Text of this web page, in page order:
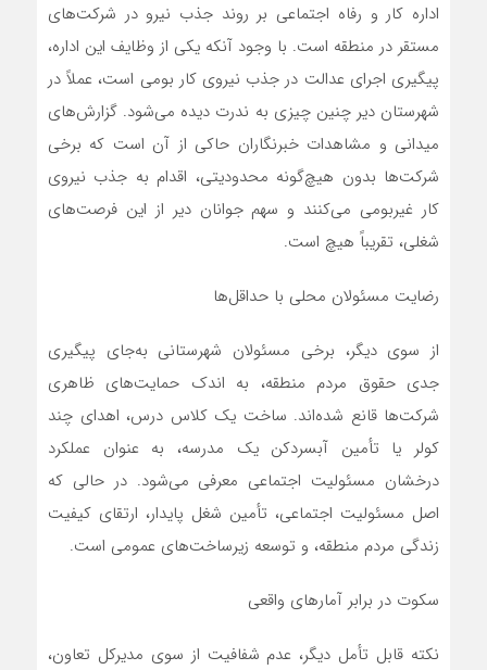
اداره کار و رفاه اجتماعی بر روند جذب نیرو در شرکت‌های
مستقر در منطقه است. با وجود آنکه یکی از وظایف این اداره،
پیگیری اجرای عدالت در جذب نیروی کار بومی است، عملاً در
شهرستان دیر چنین چیزی به ندرت دیده می‌شود. گزارش‌های
میدانی و مشاهدات خبرنگاران حاکی از آن است که برخی
شرکت‌ها بدون هیچ‌گونه محدودیتی، اقدام به جذب نیروی
کار غیربومی می‌کنند و سهم جوانان دیر از این فرصت‌های
شغلی، تقریباً هیچ است.
رضایت مسئولان محلی با حداقل‌ها
از سوی دیگر، برخی مسئولان شهرستانی به‌جای پیگیری
جدی حقوق مردم منطقه، به اندک حمایت‌های ظاهری
شرکت‌ها قانع شده‌اند. ساخت یک کلاس درس، اهدای چند
کولر یا تأمین آبسردکن یک مدرسه، به عنوان عملکرد
درخشان مسئولیت اجتماعی معرفی می‌شود. در حالی‌ که
اصل مسئولیت اجتماعی، تأمین شغل پایدار، ارتقای کیفیت
زندگی مردم منطقه، و توسعه زیرساخت‌های عمومی است.
سکوت در برابر آمارهای واقعی
نکته قابل تأمل دیگر، عدم شفافیت از سوی مدیرکل تعاون،